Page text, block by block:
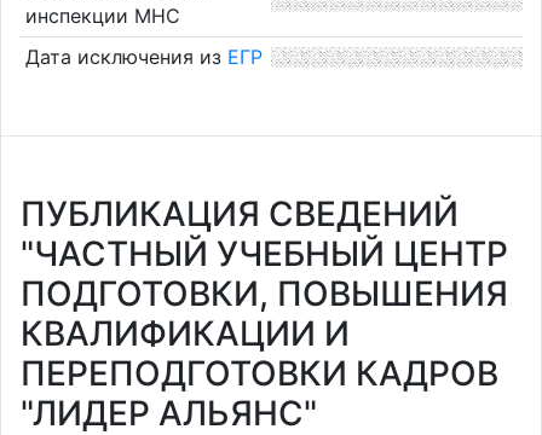
инспекции МНС
Дата исключения из ЕГР
ПУБЛИКАЦИЯ СВЕДЕНИЙ
"ЧАСТНЫЙ УЧЕБНЫЙ ЦЕНТР
ПОДГОТОВКИ, ПОВЫШЕНИЯ
КВАЛИФИКАЦИИ И
ПЕРЕПОДГОТОВКИ КАДРОВ
"ЛИДЕР АЛЬЯНС"